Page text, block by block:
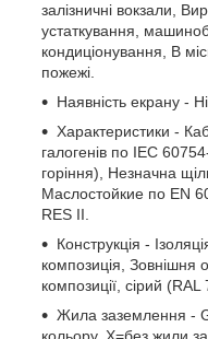
залізничні вокзали,
устаткування,
кондиціонування, В
пожежі.
Наявність екрану -
Характеристики -
галогенів по IEC
горіння), Незначна
Маслостойкие по EN
RES II.
Конструкція -
композиція, Зовнішня
композиції, сірий (RAL
Жила заземлення -